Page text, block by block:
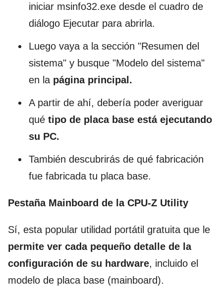
iniciar msinfo32.exe desde el cuadro de
diálogo Ejecutar para abrirla.
Luego vaya a la sección "Resumen del
sistema" y busque "Modelo del sistema"
en la página principal.
A partir de ahí, debería poder averiguar
qué tipo de placa base está ejecutando
su PC.
También descubrirás de qué fabricación
fue fabricada tu placa base.
Pestaña Mainboard de la CPU-Z Utility
Sí, esta popular utilidad portátil gratuita que le
permite ver cada pequeño detalle de la
configuración de su hardware, incluido el
modelo de placa base (mainboard).